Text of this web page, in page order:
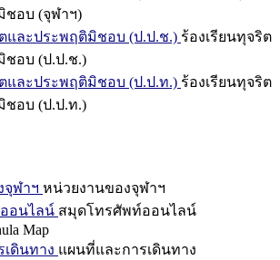
ชอบ (จุฬาฯ)
และประพฤติมิชอบ (ป.ป.ช.) ร้องเรียนทุจริต
ชอบ (ป.ป.ช.)
และประพฤติมิชอบ (ป.ป.ท.) ร้องเรียนทุจริต
ชอบ (ป.ป.ท.)
จุฬาฯ หน่วยงานของจุฬาฯ
อนไลน์ สมุดโทรศัพท์ออนไลน์
Map
ดินทาง แผนที่และการเดินทาง